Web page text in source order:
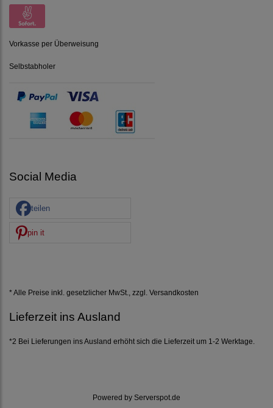
Vorkasse per Überweisung
Selbstabholer
Social Media
teilen
pin it
* Alle Preise inkl. gesetzlicher MwSt., zzgl. Versandkosten
Lieferzeit ins Ausland
*2 Bei Lieferungen ins Ausland erhöht sich die Lieferzeit um 1-2 Werktage.
Powered by Serverspot.de